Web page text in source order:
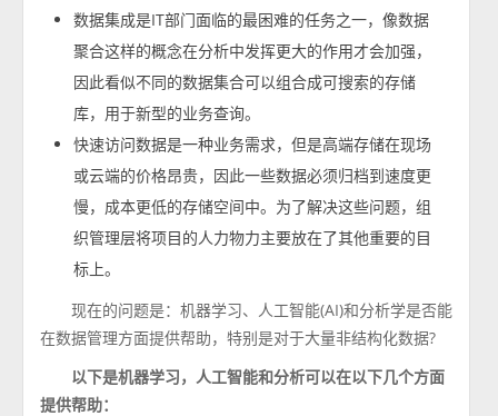
数据集成是IT部门面临的最困难的任务之一，像数据
聚合这样的概念在分析中发挥更大的作用才会加强，
因此看似不同的数据集合可以组合成可搜索的存储
库，用于新型的业务查询。
快速访问数据是一种业务需求，但是高端存储在现场
或云端的价格昂贵，因此一些数据必须归档到速度更
慢，成本更低的存储空间中。为了解决这些问题，组
织管理层将项目的人力物力主要放在了其他重要的目
标上。
现在的问题是：机器学习、人工智能(AI)和分析学是否能
在数据管理方面提供帮助，特别是对于大量非结构化数据?
以下是机器学习，人工智能和分析可以在以下几个方面
提供帮助：